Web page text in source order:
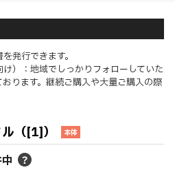
発行できます。
）：地域でしっかりフォローしていた
ります。継続ご購入や大量ご購入の際
（[1]） 本体